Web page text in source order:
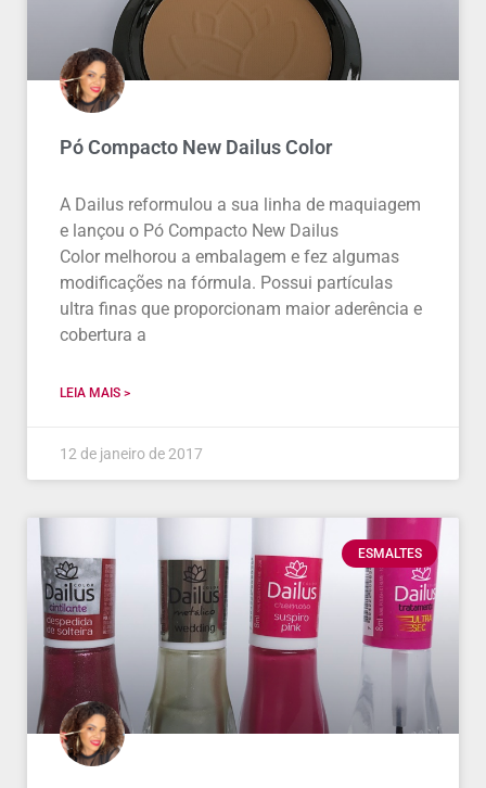
Pó Compacto New Dailus Color
A Dailus reformulou a sua linha de maquiagem
e lançou o Pó Compacto New Dailus
Color melhorou a embalagem e fez algumas
modificações na fórmula. Possui partículas
ultra finas que proporcionam maior aderência e
cobertura a
LEIA MAIS >
12 de janeiro de 2017
ESMALTES